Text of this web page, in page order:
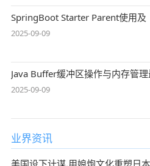
SpringBoot Starter Parent使用及
2025-09-09
Java Buffer缓冲区操作与内存管
2025-09-09
业界资讯
美国设下计谋,用娘炮文化重塑日